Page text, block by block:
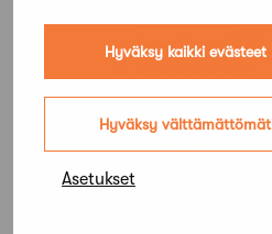
Hyväksy kaikki evästeet
Hyväksy välttämättömät
Asetukset
heinäkuu 2022
toukokuu 2022
huhtikuu 2022